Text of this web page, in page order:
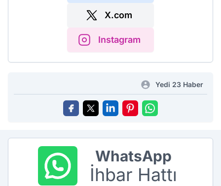
X.com
Instagram
Yedi 23 Haber
WhatsApp
İhbar Hattı